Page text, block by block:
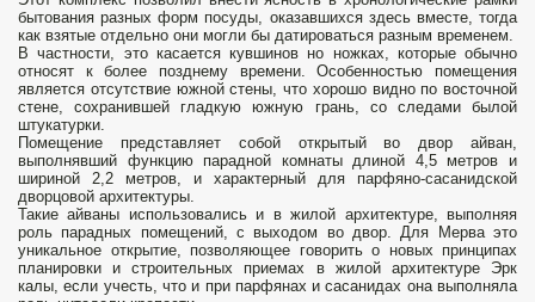
бытования разных форм посуды, оказавшихся здесь вместе, тогда
как взятые отдельно они могли бы датироваться разным временем.
В частности, это касается кувшинов но ножках, которые обычно
относят к более позднему времени. Особенностью помещения
является отсутствие южной стены, что хорошо видно по восточной
стене, сохранившей гладкую южную грань, со следами былой
штукатурки.
Помещение представляет собой открытый во двор айван,
выполнявший функцию парадной комнаты длиной 4,5 метров и
шириной 2,2 метров, и характерный для парфяно-сасанидской
дворцовой архитектуры.
Такие айваны использовались и в жилой архитектуре, выполняя
роль парадных помещений, с выходом во двор. Для Мерва это
уникальное открытие, позволяющее говорить о новых принципах
планировки и строительных приемах в жилой архитектуре Эрк
калы, если учесть, что и при парфянах и сасанидах она выполняла